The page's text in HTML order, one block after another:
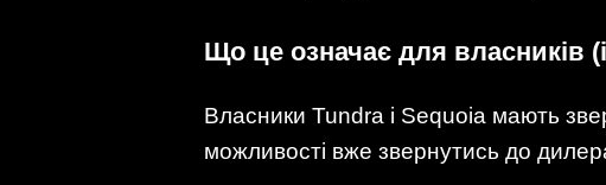
Що це означає для власників
Власники Tundra і Sequoia мають
можливості вже звернутись до